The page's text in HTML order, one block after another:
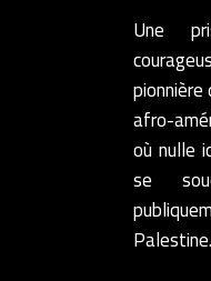
Une
afro-
où nulle
se
Palestine.